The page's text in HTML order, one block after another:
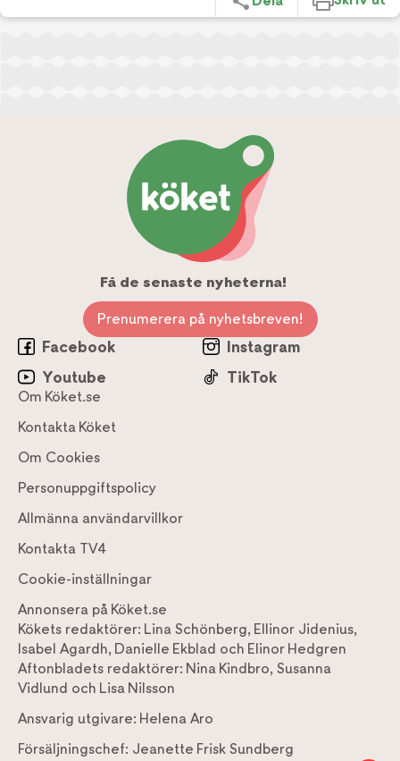
Få de senaste nyheterna!
Prenumerera på nyhetsbreven!
Facebook
Instagram
Youtube
TikTok
Om Köket.se
Kontakta Köket
Om Cookies
Personuppgiftspolicy
Allmänna användarvillkor
Kontakta TV4
Cookie-inställningar
Annonsera på Köket.se
Kökets redaktörer: Lina Schönberg, Ellinor Jidenius,
Isabel Agardh, Danielle Ekblad och Elinor Hedgren
Aftonbladets redaktörer: Nina Kindbro, Susanna
Vidlund och Lisa Nilsson
Ansvarig utgivare: Helena Aro
Försäljningschef: Jeanette Frisk Sundberg